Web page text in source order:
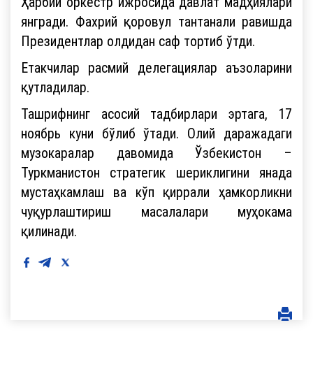
янгради. Фахрий қоровул тантанали равишда
Президентлар олдидан саф тортиб ўтди.
Етакчилар расмий делегациялар аъзоларини
қутладилар.
Ташрифнинг асосий тадбирлари эртага, 17
ноябрь куни бўлиб ўтади. Олий даражадаги
музокаралар давомида Ўзбекистон –
Туркманистон стратегик шериклигини янада
мустаҳкамлаш ва кўп қиррали ҳамкорликни
чуқурлаштириш масалалари муҳокама
қилинади.